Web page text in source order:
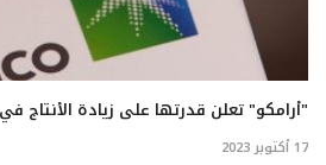
"أرامكو" تعلن قدرتها على زيادة
17 أكتوبر 2023